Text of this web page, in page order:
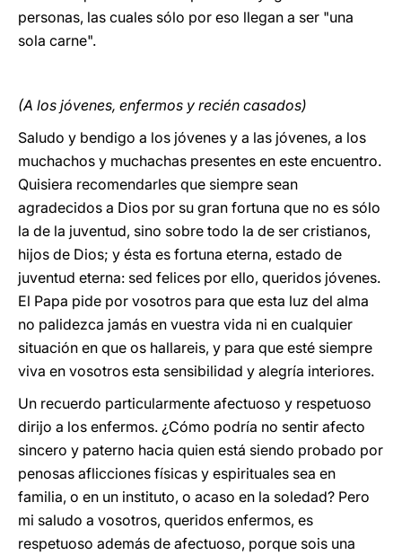
personas, las cuales sólo por eso llegan a ser "una
sola carne".
(A los jóvenes, enfermos y recién casados)
Saludo y bendigo a los jóvenes y a las jóvenes, a los
muchachos y muchachas presentes en este encuentro.
Quisiera recomendarles que siempre sean
agradecidos a Dios por su gran fortuna que no es sólo
la de la juventud, sino sobre todo la de ser cristianos,
hijos de Dios; y ésta es fortuna eterna, estado de
juventud eterna: sed felices por ello, queridos jóvenes.
El Papa pide por vosotros para que esta luz del alma
no palidezca jamás en vuestra vida ni en cualquier
situación en que os hallareis, y para que esté siempre
viva en vosotros esta sensibilidad y alegría interiores.
Un recuerdo particularmente afectuoso y respetuoso
dirijo a los enfermos. ¿Cómo podría no sentir afecto
sincero y paterno hacia quien está siendo probado por
penosas aflicciones físicas y espirituales sea en
familia, o en un instituto, o acaso en la soledad? Pero
mi saludo a vosotros, queridos enfermos, es
respetuoso además de afectuoso, porque sois una